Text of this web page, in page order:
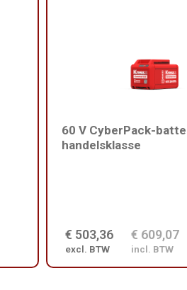
60 V CyberPack-
handelsklasse
€ 503,36
excl. BTW
€ 609,07
incl. BTW